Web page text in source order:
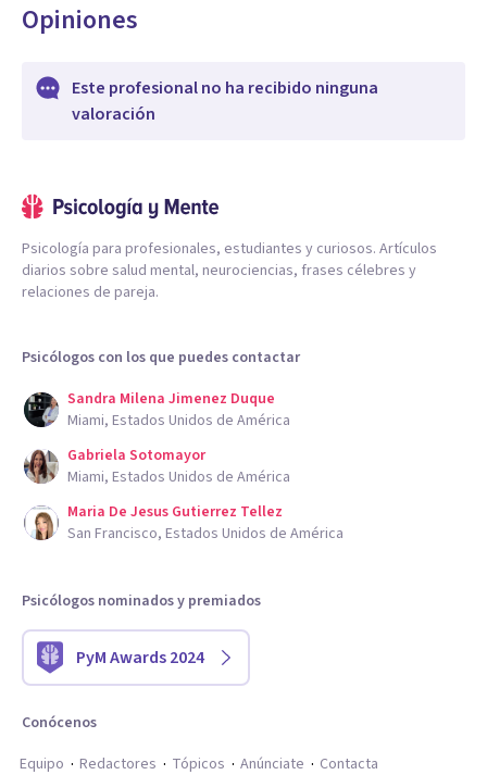
Opiniones
Este profesional no ha recibido ninguna
valoración
Psicología para profesionales, estudiantes y curiosos. Artículos
diarios sobre salud mental, neurociencias, frases célebres y
relaciones de pareja.
Psicólogos con los que puedes contactar
Sandra Milena Jimenez Duque
Miami, Estados Unidos de América
Gabriela Sotomayor
Miami, Estados Unidos de América
Maria De Jesus Gutierrez Tellez
San Francisco, Estados Unidos de América
Psicólogos nominados y premiados
PyM Awards 2024
Conócenos
Equipo
Redactores Tópicos Anúnciate Contacta